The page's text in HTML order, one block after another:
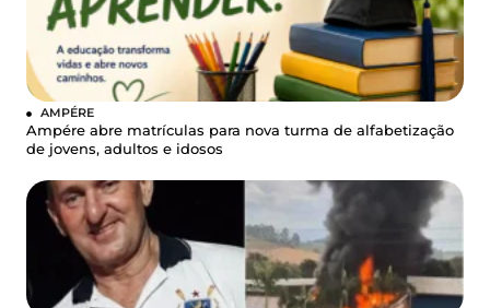
AMPÉRE
Ampére abre matrículas para nova turma de alfabetização
de jovens, adultos e idosos